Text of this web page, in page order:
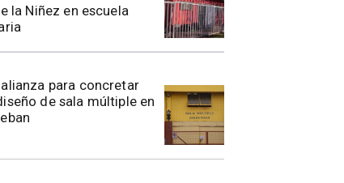
la Niñez en escuela
para concretar
de sala múltiple en